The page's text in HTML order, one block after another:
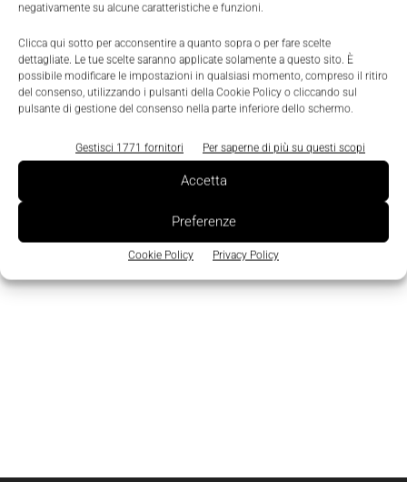
negativamente su alcune caratteristiche e funzioni.
Clicca qui sotto per acconsentire a quanto sopra o per fare scelte
dettagliate. Le tue scelte saranno applicate solamente a questo sito. È
possibile modificare le impostazioni in qualsiasi momento, compreso il ritiro
del consenso, utilizzando i pulsanti della Cookie Policy o cliccando sul
pulsante di gestione del consenso nella parte inferiore dello schermo.
Gestisci 1771 fornitori Per saperne di più su questi scopi
Accetta
Preferenze
Cookie Policy Privacy Policy
Edicola